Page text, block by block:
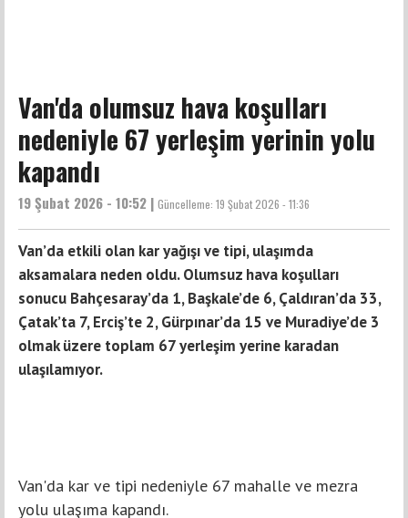
Van'da olumsuz hava koşulları
nedeniyle 67 yerleşim yerinin yolu
kapandı
19 Şubat 2026 - 10:52 | Güncelleme: 19 Şubat 2026 - 11:36
Van’da etkili olan kar yağışı ve tipi, ulaşımda
aksamalara neden oldu. Olumsuz hava koşulları
sonucu Bahçesaray’da 1, Başkale’de 6, Çaldıran’da 33,
Çatak’ta 7, Erciş’te 2, Gürpınar’da 15 ve Muradiye’de 3
olmak üzere toplam 67 yerleşim yerine karadan
ulaşılamıyor.
Van'da kar ve tipi nedeniyle 67 mahalle ve mezra
yolu ulaşıma kapandı.